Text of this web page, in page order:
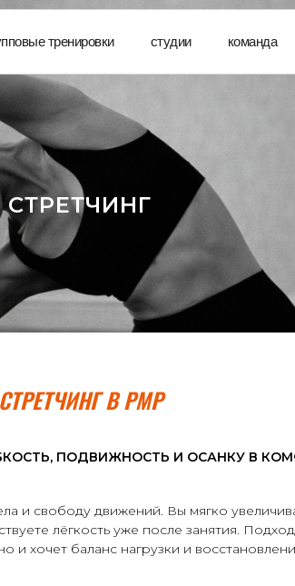
тренировки студии команда
СТРЕТЧИНГ
СТРЕТЧИНГ В PMP
ПОДВИЖНОСТЬ И ОСАНКУ В
и свободу движений. Вы мягко
лёгкость уже после занятия.
и хочет баланс нагрузки и